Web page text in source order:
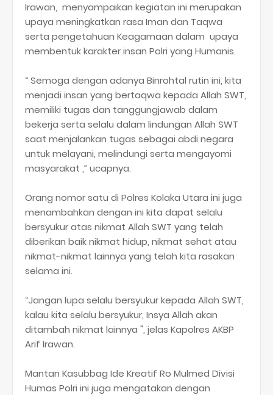
Irawan, menyampaikan kegiatan ini merupakan
upaya meningkatkan rasa Iman dan Taqwa
serta pengetahuan Keagamaan dalam upaya
membentuk karakter insan Polri yang Humanis.
“ Semoga dengan adanya Binrohtal rutin ini, kita
menjadi insan yang bertaqwa kepada Allah SWT,
memiliki tugas dan tanggungjawab dalam
bekerja serta selalu dalam lindungan Allah SWT
saat menjalankan tugas sebagai abdi negara
untuk melayani, melindungi serta mengayomi
masyarakat ,” ucapnya.
Orang nomor satu di Polres Kolaka Utara ini juga
menambahkan dengan ini kita dapat selalu
bersyukur atas nikmat Allah SWT yang telah
diberikan baik nikmat hidup, nikmat sehat atau
nikmat-nikmat lainnya yang telah kita rasakan
selama ini.
“Jangan lupa selalu bersyukur kepada Allah SWT,
kalau kita selalu bersyukur, Insya Allah akan
ditambah nikmat lainnya ", jelas Kapolres AKBP
Arif Irawan.
Mantan Kasubbag Ide Kreatif Ro Mulmed Divisi
Humas Polri ini juga mengatakan dengan